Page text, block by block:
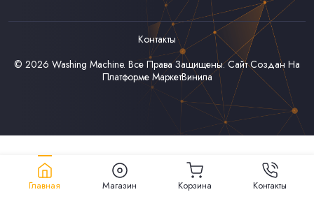
Контакты
© 2026 Washing Machine. Все Права Защищены. Сайт Создан На
Платформе МаркетВинила
Главная Магазин Корзина Контакты